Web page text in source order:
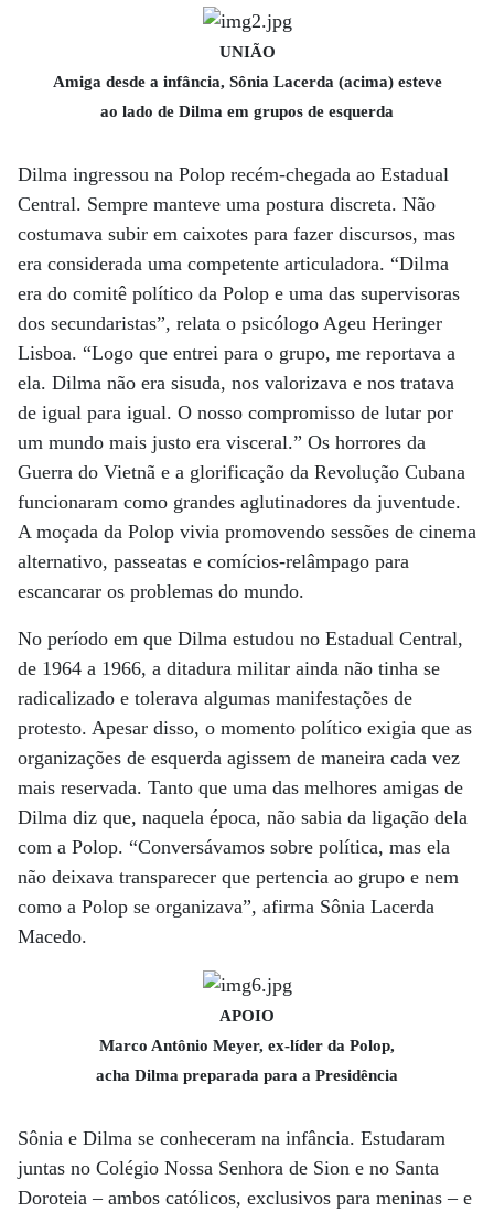
UNIÃO
Amiga desde a infância, Sônia Lacerda (acima) esteve
ao lado de Dilma em grupos de esquerda
Dilma ingressou na Polop recém-chegada ao Estadual
Central. Sempre manteve uma postura discreta. Não
costumava subir em caixotes para fazer discursos, mas
era considerada uma competente articuladora. “Dilma
era do comitê político da Polop e uma das supervisoras
dos secundaristas”, relata o psicólogo Ageu Heringer
Lisboa. “Logo que entrei para o grupo, me reportava a
ela. Dilma não era sisuda, nos valorizava e nos tratava
de igual para igual. O nosso compromisso de lutar por
um mundo mais justo era visceral.” Os horrores da
Guerra do Vietnã e a glorificação da Revolução Cubana
funcionaram como grandes aglutinadores da juventude.
A moçada da Polop vivia promovendo sessões de cinema
alternativo, passeatas e comícios-relâmpago para
escancarar os problemas do mundo.
No período em que Dilma estudou no Estadual Central,
de 1964 a 1966, a ditadura militar ainda não tinha se
radicalizado e tolerava algumas manifestações de
protesto. Apesar disso, o momento político exigia que as
organizações de esquerda agissem de maneira cada vez
mais reservada. Tanto que uma das melhores amigas de
Dilma diz que, naquela época, não sabia da ligação dela
com a Polop. “Conversávamos sobre política, mas ela
não deixava transparecer que pertencia ao grupo e nem
como a Polop se organizava”, afirma Sônia Lacerda
Macedo.
APOIO
Marco Antônio Meyer, ex-líder da Polop,
acha Dilma preparada para a Presidência
Sônia e Dilma se conheceram na infância. Estudaram
juntas no Colégio Nossa Senhora de Sion e no Santa
Doroteia – ambos católicos, exclusivos para meninas – e